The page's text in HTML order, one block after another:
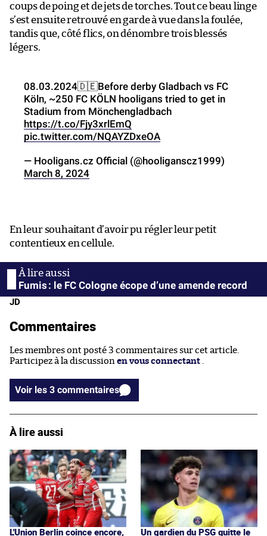
coups de poing et de jets de torches. Tout ce beau linge
s’est ensuite retrouvé en garde à vue dans la foulée,
tandis que, côté flics, on dénombre trois blessés
légers.
08.03.2024🇩🇪Before derby Gladbach vs FC
Köln, ~250 FC KÖLN hooligans tried to get in
Stadium from Mönchengladbach
https://t.co/Fjy3xrlEmQ
pic.twitter.com/NQAYZDxeOA
— Hooligans.cz Official (@hooliganscz1999)
March 8, 2024
En leur souhaitant d’avoir pu régler leur petit
contentieux en cellule.
Fumis : le FC Cologne écope d’une amende record
JD
Commentaires
Les membres ont posté 3 commentaires sur cet article.
Participez à la discussion en vous connectant .
Voir les 3 commentaires
À lire aussi
L'Union Berlin coince encore,
Un gardien du PSG quitte le